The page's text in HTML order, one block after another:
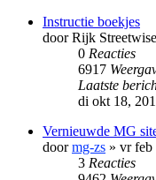
Instructie boekjes
doorRijk Streetwise
0 Reacties
6917
Laatste
di okt 18,
Vernieuwde MG
doormg-zs » vr feb
3 Reacties